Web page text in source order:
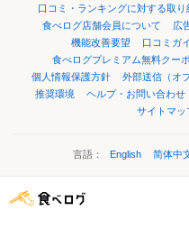
口コミ・ランキングに対する取り
食べログ店舗会員について
広
機能改善要望
口コミガ
食べログプレミアム無料クー
個人情報保護方針
外部送信（オ
推奨環境
ヘルプ・お問い合わせ
サイトマッ
言語： English 简体中